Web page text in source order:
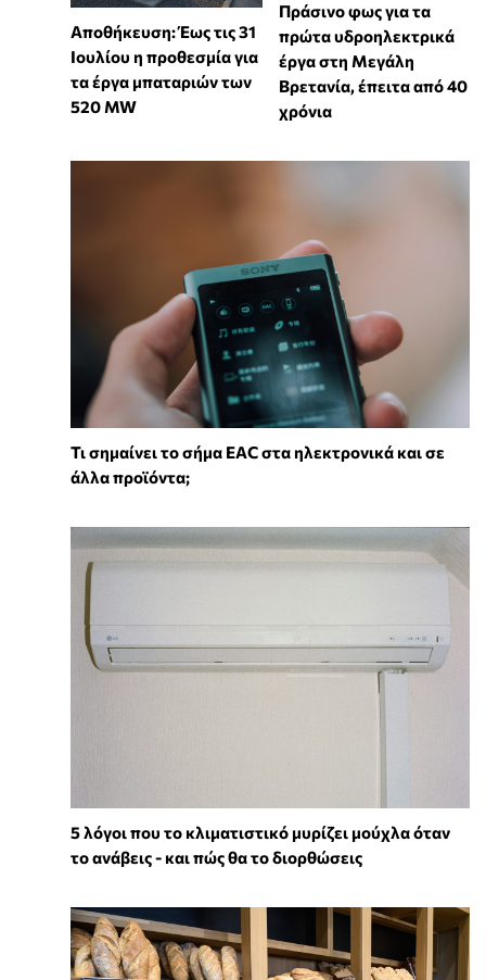
Αποθήκευση: Έως τις 31
Ιουλίου η προθεσμία για
τα έργα μπαταριών των
520 MW
Πράσινο φως για τα
πρώτα υδροηλεκτρικά
έργα στη Μεγάλη
Βρετανία, έπειτα από 40
χρόνια
Τι σημαίνει το σήμα EAC στα ηλεκτρονικά και σε
άλλα προϊόντα;
5 λόγοι που το κλιματιστικό μυρίζει μούχλα όταν
το ανάβεις - και πώς θα το διορθώσεις